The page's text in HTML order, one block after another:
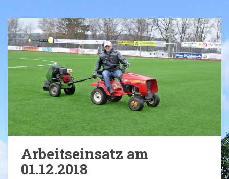
Arbeitseinsatz am
01.12.2018